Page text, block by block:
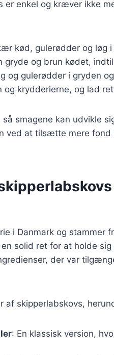
er enkel og kræver ikke
kød, gulerødder og løg
gryde og brun kødet,
og gulerødder i gryden
krydderierne, og lad
smagene kan udvikle
ved at tilsætte mere
i Danmark og stammer
solid ret for at holde
der var
af skipperlabskovs,
: En klassisk version,